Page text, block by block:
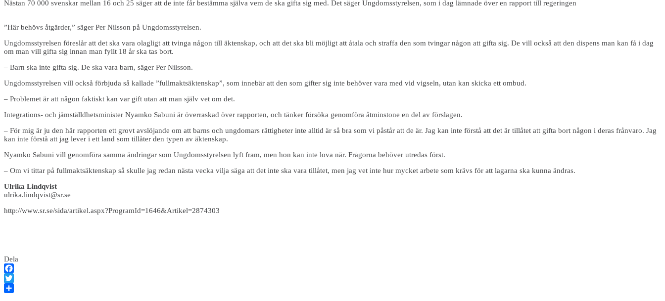
Nästan 70 000 svenskar mellan 16 och 25 säger att de inte får bestämma själva vem de ska gifta sig med. Det säger Ungdomsstyrelsen, som i dag lämnade över en rapport till regeringen
”Här behövs åtgärder,” säger Per Nilsson på Ungdomsstyrelsen.
Ungdomsstyrelsen föreslår att det ska vara olagligt att tvinga någon till äktenskap, och att det ska bli möjligt att åtala och straffa den som tvingar någon att gifta sig. De vill också att den dispens man kan få i dag
om man vill gifta sig innan man fyllt 18 år ska tas bort.
– Barn ska inte gifta sig. De ska vara barn, säger Per Nilsson.
Ungdomsstyrelsen vill också förbjuda så kallade ”fullmaktsäktenskap”, som innebär att den som gifter sig inte behöver vara med vid vigseln, utan kan skicka ett ombud.
– Problemet är att någon faktiskt kan var gift utan att man själv vet om det.
Integrations- och jämställdhetsminister Nyamko Sabuni är överraskad över rapporten, och tänker försöka genomföra åtminstone en del av förslagen.
– För mig är ju den här rapporten ett grovt avslöjande om att barns och ungdomars rättigheter inte alltid är så bra som vi påstår att de är. Jag kan inte förstå att det är tillåtet att gifta bort någon i deras frånvaro. Jag
kan inte förstå att jag lever i ett land som tillåter den typen av äktenskap.
Nyamko Sabuni vill genomföra samma ändringar som Ungdomsstyrelsen lyft fram, men hon kan inte lova när. Frågorna behöver utredas först.
– Om vi tittar på fullmaktsäktenskap så skulle jag redan nästa vecka vilja säga att det inte ska vara tillåtet, men jag vet inte hur mycket arbete som krävs för att lagarna ska kunna ändras.
Ulrika Lindqvist
ulrika.lindqvist@sr.se
http://www.sr.se/sida/artikel.aspx?ProgramId=1646&Artikel=2874303
Dela
Facebook
Twitter